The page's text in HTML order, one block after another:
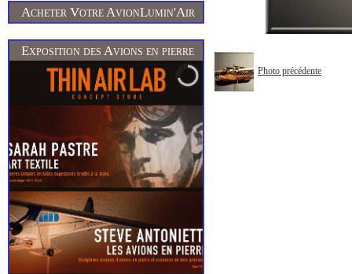
Acheter Votre AvionLumin'Air
Exposition des Avions en pierre
Photo précédente